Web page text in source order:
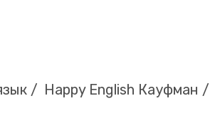
Happy English Кауфман